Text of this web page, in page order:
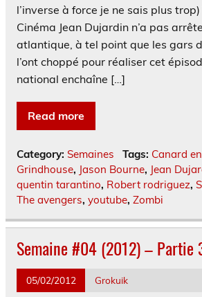
l’inverse à force je ne sais plus
Cinéma Jean Dujardin n’a pas
atlantique, à tel point que les gars
l’ont choppé pour réaliser cet
national enchaîne […]
Read more
Category: Semaines Tags: Canard
Grindhouse, Jason Bourne, Jean
quentin tarantino, Robert rodriguez,
The avengers, youtube, Zombi
Semaine #04 (2012) – Partie
05/02/2012 Grokuik